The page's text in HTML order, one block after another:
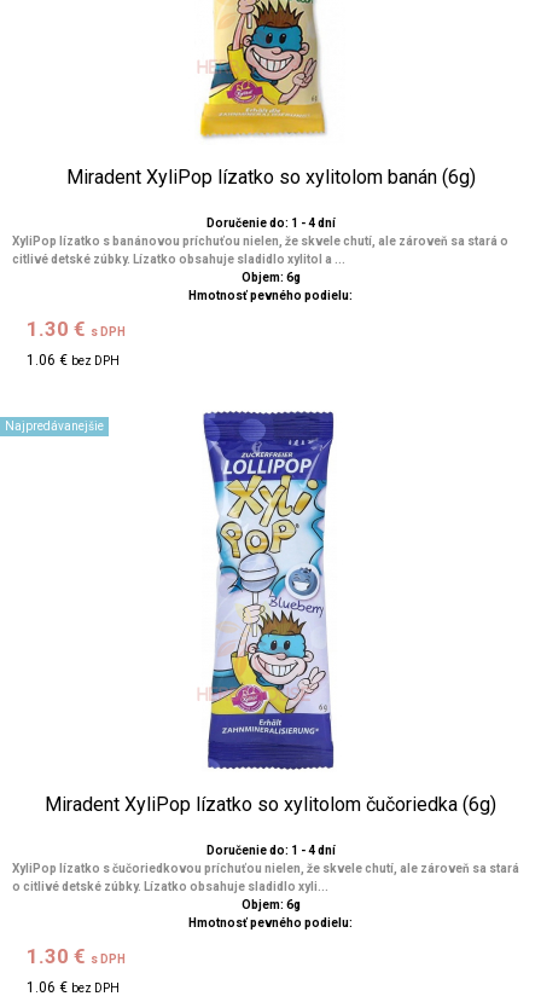
Miradent XyliPop lízatko so xylitolom banán (6g)
Doručenie do: 1 - 4 dní
XyliPop lízatko s banánovou príchuťou nielen, že skvele chutí, ale zároveň sa stará o
citlivé detské zúbky. Lízatko obsahuje sladidlo xylitol a ...
Objem: 6g
Hmotnosť pevného podielu:
1.30 € s DPH
1.06 € bez DPH
Najpredávanejšie
Miradent XyliPop lízatko so xylitolom čučoriedka (6g)
Doručenie do: 1 - 4 dní
XyliPop lízatko s čučoriedkovou príchuťou nielen, že skvele chutí, ale zároveň sa stará
o citlivé detské zúbky. Lízatko obsahuje sladidlo xyli...
Objem: 6g
Hmotnosť pevného podielu:
1.30 € s DPH
1.06 € bez DPH